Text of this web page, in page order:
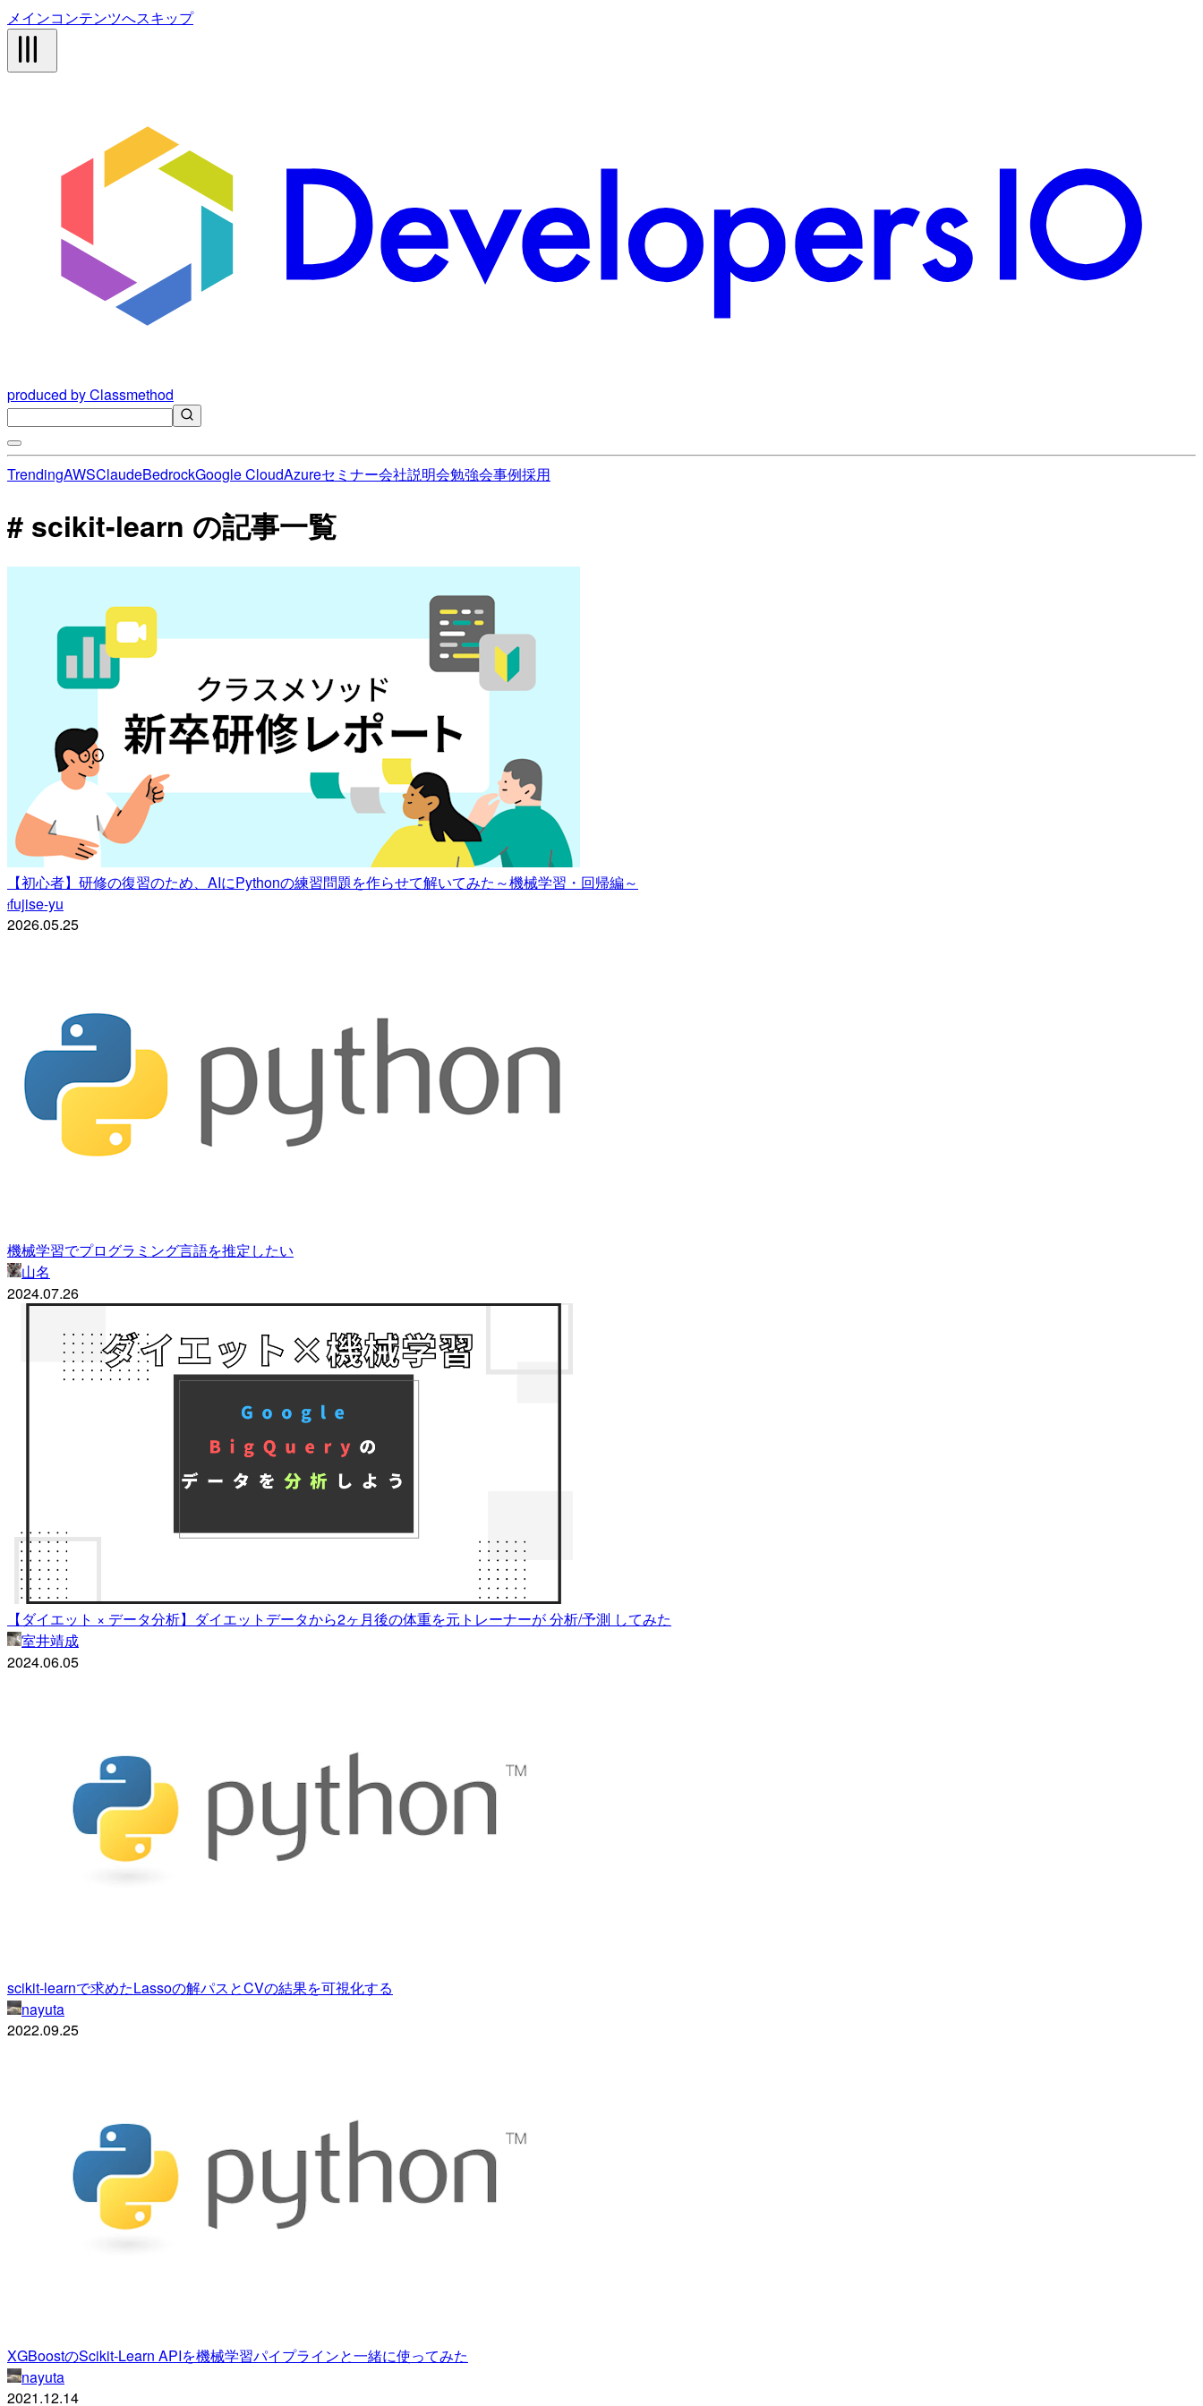
メインコンテンツへスキップ
produced by Classmethod
TrendingAWSClaudeBedrockGoogle CloudAzureセミナー会社説明会勉強会事例採用
# scikit-learn の記事一覧
【初心者】研修の復習のため、AIにPythonの練習問題を作らせて解いてみた～機械学習・回帰編～
ffujise-yu
2026.05.25
機械学習でプログラミング言語を推定したい
山名
2024.07.26
【ダイエット × データ分析】ダイエットデータから2ヶ月後の体重を元トレーナーが 分析/予測 してみた
室井靖成
2024.06.05
scikit-learnで求めたLassoの解パスとCVの結果を可視化する
nayuta
2022.09.25
XGBoostのScikit-Learn APIを機械学習パイプラインと一緒に使ってみた
nayuta
2021.12.14